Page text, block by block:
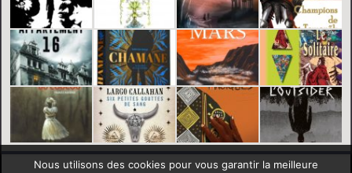
Nous utilisons des cookies pour vous garantir la meilleure